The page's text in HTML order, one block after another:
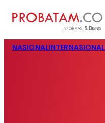
NASIONALINTERNASIONAL